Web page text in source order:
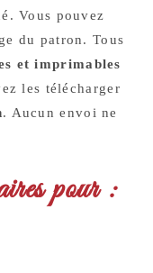
Vous pouvez
du patron. Tous
et imprimables
les télécharger
. Aucun envoi ne
pour :